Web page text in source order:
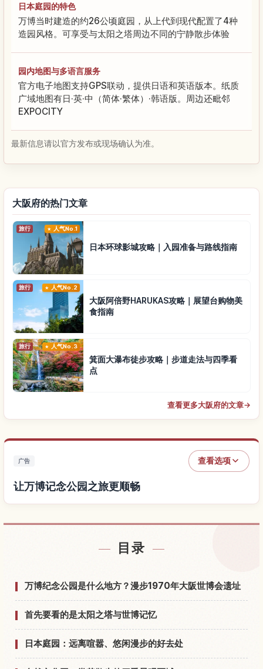
日本庭园的特色
万博当时建造的约26公顷庭园，从上代到现代配置了4种
造园风格。可享受与太阳之塔周边不同的宁静散步体验
园内地图与多语言服务
官方电子地图支持GPS联动，提供日语和英语版本。纸质
广域地图有日·英·中（简体·繁体）·韩语版。周边还毗邻
EXPOCITY
最新信息请以官方发布或现场确认为准。
大阪府的热门文章
旅行 人气No.1
日本环球影城攻略｜入园准备与路线指南
旅行 人气No.2
大阪阿倍野HARUKAS攻略｜展望台购物美
食指南
旅行 人气No.3
箕面大瀑布徒步攻略｜步道走法与四季看
点
查看更多大阪府的文章→
广告 查看选项
让万博记念公园之旅更顺畅
目录
万博纪念公园是什么地方？漫步1970年大阪世博会遗址
首先要看的是太阳之塔与世博记忆
日本庭园：远离喧嚣、悠闲漫步的好去处